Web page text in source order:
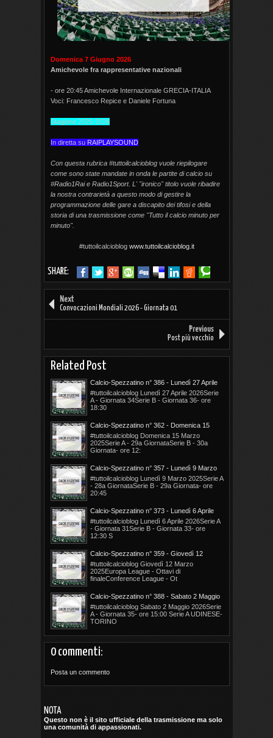
Domenica 7 Giugno 2026
Amichevole fra rappresentative nazionali
- ore 20:45 Amichevole Internazionale GRECIA-ITALIA
Voci: Francesco Repice e Daniele Fortuna
Stagione 2025-2026
In diretta su RAIPLAYSOUND
Con questa rubrica #tuttoilcalcioblog vuole riepilogare
come sono state mandate in onda le partite di calcio su
#Radio1Rai e Radio1Sport. L' "ironico" titolo vuole ribadire
la nostra contrarietà a questo modo di gestire la
programmazione delle gare a discapito dei tifosi e della
storia di una trasmissione come "Tutto il calcio minuto per
minuto".
#tuttoilcalcioblog www.tuttoilcalcioblog.it
SHARE:
Next
Convocazioni Mondiali 2026 - Giornata 01
Previous
Post più vecchio
Related Post
Calcio-Spezzatino n° 386 - Lunedì 27 Aprile
2026
#tuttoilcalcioblog Lunedì 27 Aprile 2026Serie
A - Giornata 34Serie B - Giornata 36- ore
18:30
Calcio-Spezzatino n° 362 - Domenica 15
Marzo 2026
#tuttoilcalcioblog Domenica 15 Marzo
2025Serie A - 29a GiornataSerie B - 30a
Giornata- ore 12:
Calcio-Spezzatino n° 357 - Lunedì 9 Marzo
2026
#tuttoilcalcioblog Lunedì 9 Marzo 2025Serie A
- 28a GiornataSerie B - 29a Giornata- ore
20:45
Calcio-Spezzatino n° 373 - Lunedì 6 Aprile
2026
#tuttoilcalcioblog Lunedì 6 Aprile 2026Serie A
- Giornata 31Serie B - Giornata 33- ore
12:30 S
Calcio-Spezzatino n° 359 - Giovedì 12
Marzo 2026
#tuttoilcalcioblog Giovedì 12 Marzo
2025Europa League - Ottavi di
finaleConference League - Ot
Calcio-Spezzatino n° 388 - Sabato 2 Maggio
2026
#tuttoilcalcioblog Sabato 2 Maggio 2026Serie
A - Giornata 35- ore 15:00 Serie A UDINESE-
TORINO
0 commenti:
Posta un commento
NOTA
Questo non è il sito ufficiale della trasmissione ma solo
una comunità di appassionati.